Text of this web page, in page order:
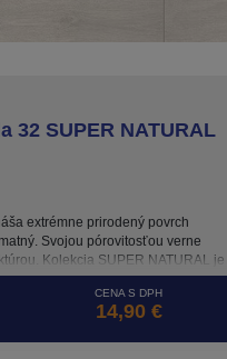
32 SUPER NATURAL
extrémne prirodený povrch
Svojou pórovitosťou verne
Kolekcia SUPER NATURAL je
CENA S DPH
14,90 €